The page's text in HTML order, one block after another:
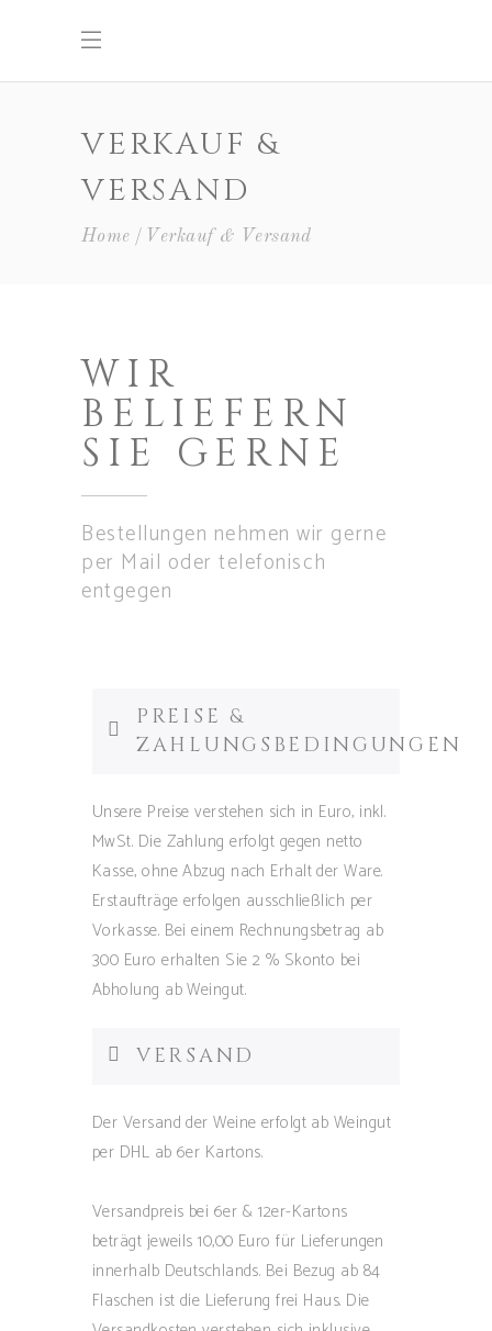
VERKAUF &
VERSAND
Home Verkauf & Versand
WIR
BELIEFERN
SIE GERNE
Bestellungen nehmen wir gerne
per Mail oder telefonisch
entgegen
PREISE &
ZAHLUNGSBEDINGUNGEN
Unsere Preise verstehen sich in Euro, inkl.
MwSt. Die Zahlung erfolgt gegen netto
Kasse, ohne Abzug nach Erhalt der Ware.
Erstaufträge erfolgen ausschließlich per
Vorkasse. Bei einem Rechnungsbetrag ab
300 Euro erhalten Sie 2 % Skonto bei
Abholung ab Weingut.
VERSAND
Der Versand der Weine erfolgt ab Weingut
per DHL ab 6er Kartons.
Versandpreis bei 6er & 12er-Kartons
beträgt jeweils 10,00 Euro für Lieferungen
innerhalb Deutschlands. Bei Bezug ab 84
Flaschen ist die Lieferung frei Haus. Die